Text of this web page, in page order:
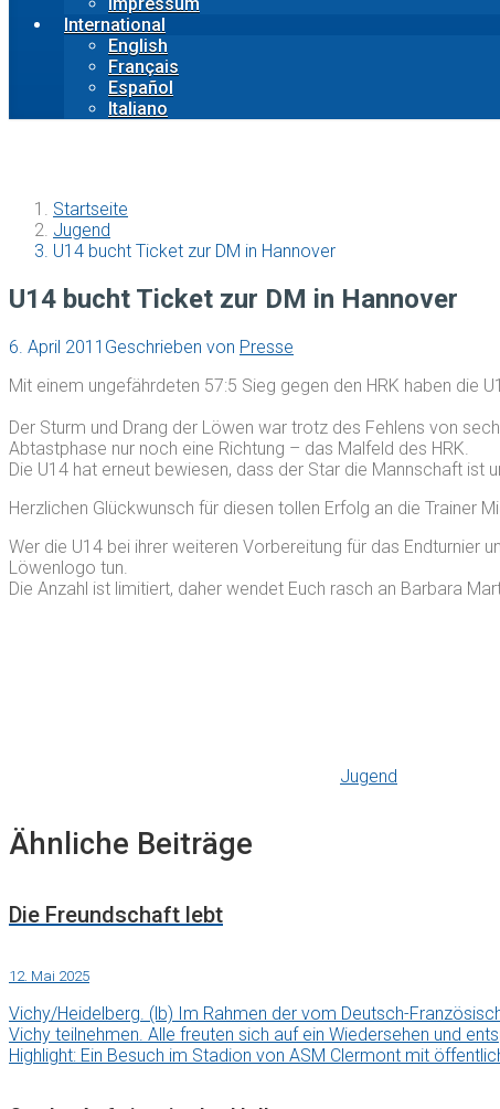
International
English
Français
Español
Italiano
Startseite
Jugend
U14 bucht Ticket zur DM in Hannover
U14 bucht Ticket zur DM in Hannover
6. April 2011 Geschrieben von Presse
Mit einem ungefährdeten 57:5 Sieg gegen den HRK haben die
Der Sturm und Drang der Löwen war trotz des Fehlens von
Abtastphase nur noch eine Richtung – das Malfeld des HRK.
Die U14 hat erneut bewiesen, dass der Star die Mannschaft ist
Herzlichen Glückwunsch für diesen tollen Erfolg an die Trainer
Wer die U14 bei ihrer weiteren Vorbereitung für das Endturnier
Löwenlogo tun.
Die Anzahl ist limitiert, daher wendet Euch rasch an Barbara
Jugend
Ähnliche Beiträge
Die Freundschaft lebt
12. Mai 2025
Vichy/Heidelberg. (lb) Im Rahmen der vom Deutsch-
Vichy teilnehmen. Alle freuten sich auf ein Wiedersehen und
Highlight: Ein Besuch im Stadion von ASM Clermont mit